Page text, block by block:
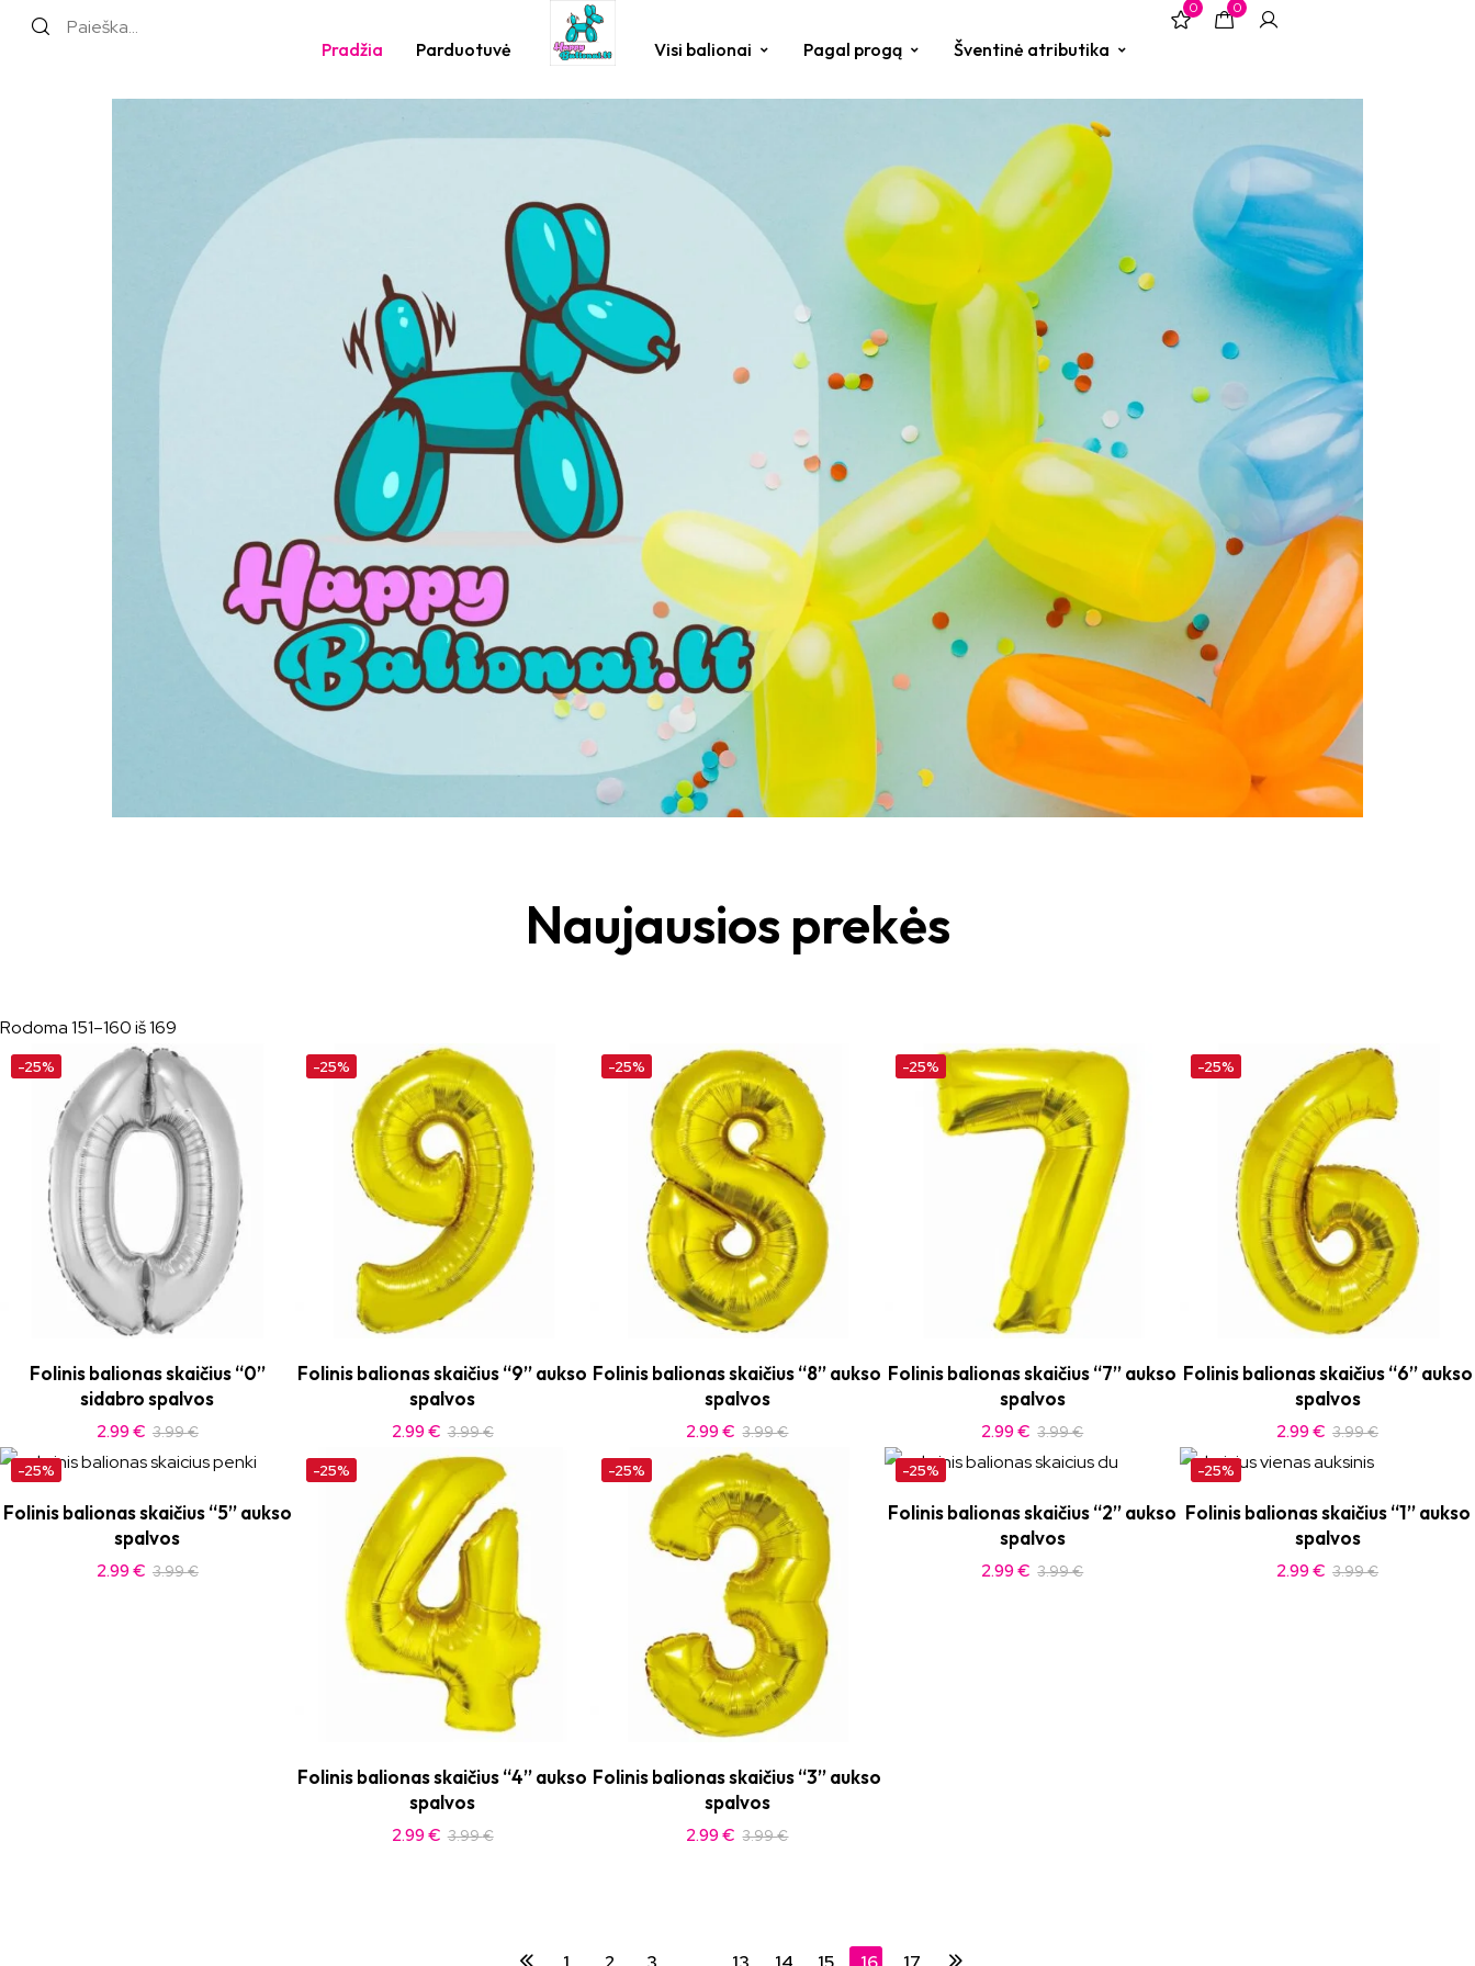
Pradžia Parduotuvė Visi balionai Pagal progą Šventinė atributika
0 0
Naujausios prekės
Rodoma 151–160 iš 169
-25%
Folinis balionas skaičius “0”
sidabro spalvos
2.99€ 3.99€
-25%
Folinis balionas skaičius “9” aukso
spalvos
2.99€ 3.99€
-25%
Folinis balionas skaičius “8” aukso
spalvos
2.99€ 3.99€
-25%
Folinis balionas skaičius “7” aukso
spalvos
2.99€ 3.99€
-25%
Folinis balionas skaičius “6” aukso
spalvos
2.99€ 3.99€
-25%
Folinis balionas skaičius “5” aukso
spalvos
2.99€ 3.99€
-25%
Folinis balionas skaičius “4” aukso
spalvos
2.99€ 3.99€
-25%
Folinis balionas skaičius “3” aukso
spalvos
2.99€ 3.99€
-25%
Folinis balionas skaičius “2” aukso
spalvos
2.99€ 3.99€
-25%
Folinis balionas skaičius “1” aukso
spalvos
2.99€ 3.99€